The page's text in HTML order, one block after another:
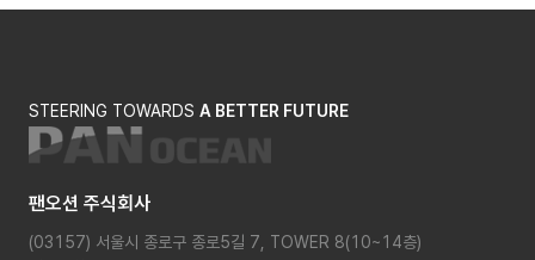
STEERING TOWARDS A BETTER FUTURE
팬오션 주식회사
(03157) 서울시 종로구 종로5길 7, TOWER 8(10~14층)